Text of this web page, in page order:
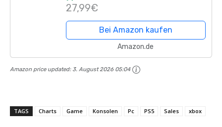
Ambient Smart Sync mit Musik und
APP Control Steuerung für...
27,99€
Bei Amazon kaufen
Amazon.de
Amazon price updated: 3. August 2026 05:04
TAGS Charts Game Konsolen Pc PS5 Sales xbox